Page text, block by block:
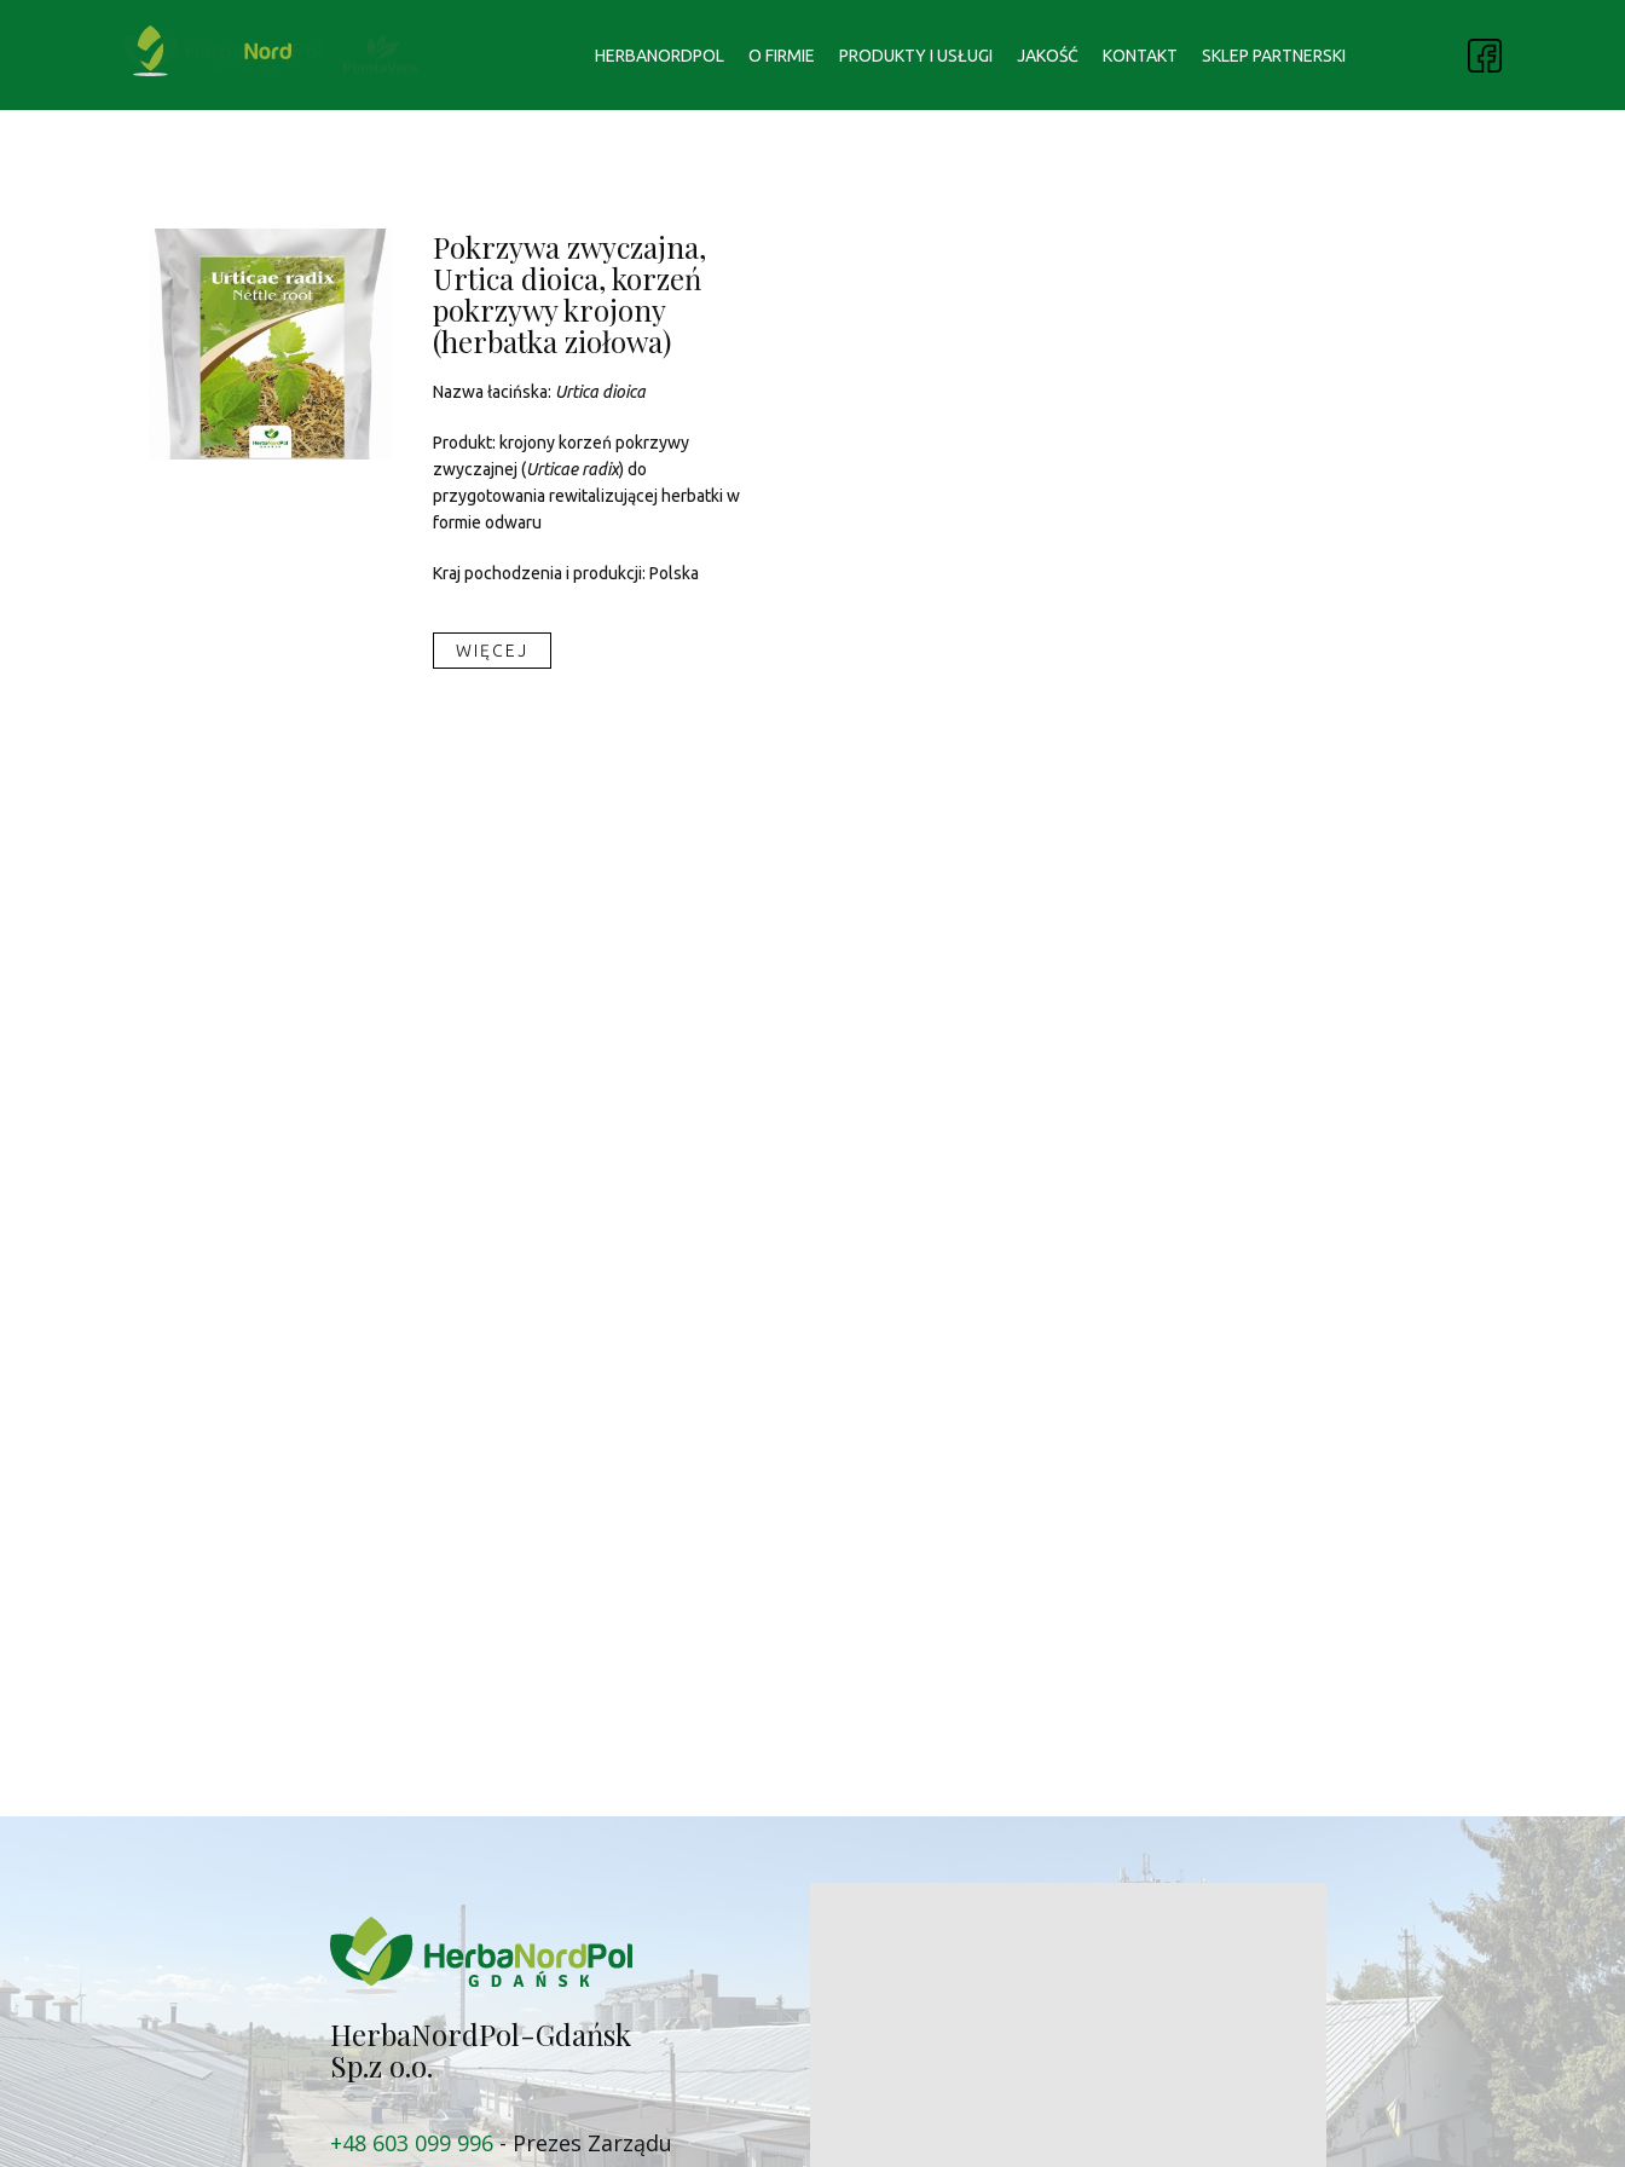
HERBANORDPOL O FIRMIE PRODUKTY I USŁUGI JAKOŚĆ KONTAKT SKLEP PARTNERSKI
Pokrzywa zwyczajna,
Urtica dioica, korzeń
pokrzywy krojony
(herbatka ziołowa)
Nazwa łacińska: Urtica dioica
Produkt: krojony korzeń pokrzywy
zwyczajnej (Urticae radix) do
przygotowania rewitalizującej herbatki w
formie odwaru
Kraj pochodzenia i produkcji: Polska
WIĘCEJ​
Herba​NordPol-Gdańsk
Sp.z o.o.
+48 603 099 996 - Prezes Zarząd​u